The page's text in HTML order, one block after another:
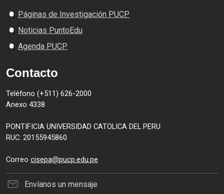
Páginas de Investigación PUCP
Noticias PuntoEdu
Agenda PUCP
Contacto
Teléfono (+511) 626-2000
Anexo 4338
PONTIFICIA UNIVERSIDAD CATOLICA DEL PERU
RUC: 20155945860
Correo cisepa@pucp.edu.pe
Envíanos un mensaje